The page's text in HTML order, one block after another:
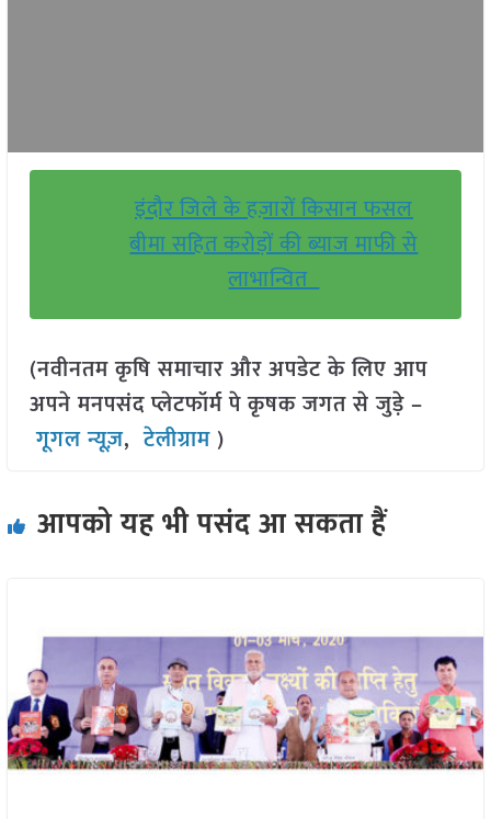
इंदौर जिले के हज़ारों किसान फसल
बीमा सहित करोड़ों की ब्याज माफी से
लाभान्वित
(नवीनतम कृषि समाचार और अपडेट के लिए आप
अपने मनपसंद प्लेटफॉर्म पे कृषक जगत से जुड़े –
गूगल न्यूज़,टेलीग्राम )
आपको यह भी पसंद आ सकता हैं